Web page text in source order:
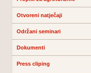
Otvoreni natječaji
Održani seminari
Dokumenti
Press cliping